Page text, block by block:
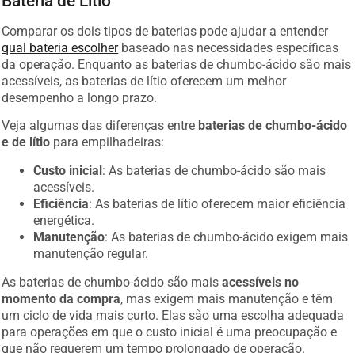
Comparar os dois tipos de baterias pode ajudar a entender
qual bateria escolherbaseado nas necessidades específicas
da operação. Enquanto as baterias de chumbo-ácido são mais
acessíveis, as baterias de lítio oferecem um melhor
desempenho a longo prazo.
Veja algumas das diferenças entre baterias de chumbo-ácido
e de lítio para empilhadeiras:
Custo inicial: As baterias de chumbo-ácido são mais
acessíveis.
Eficiência: As baterias de lítio oferecem maior eficiência
energética.
Manutenção: As baterias de chumbo-ácido exigem mais
manutenção regular.
As baterias de chumbo-ácido são maisacessíveis no
momento da compra , mas exigem mais manutenção e têm
um ciclo de vida mais curto. Elas são uma escolha adequada
para operações em que o custo inicial é uma preocupação e
que não requerem um tempo prolongado de operação.